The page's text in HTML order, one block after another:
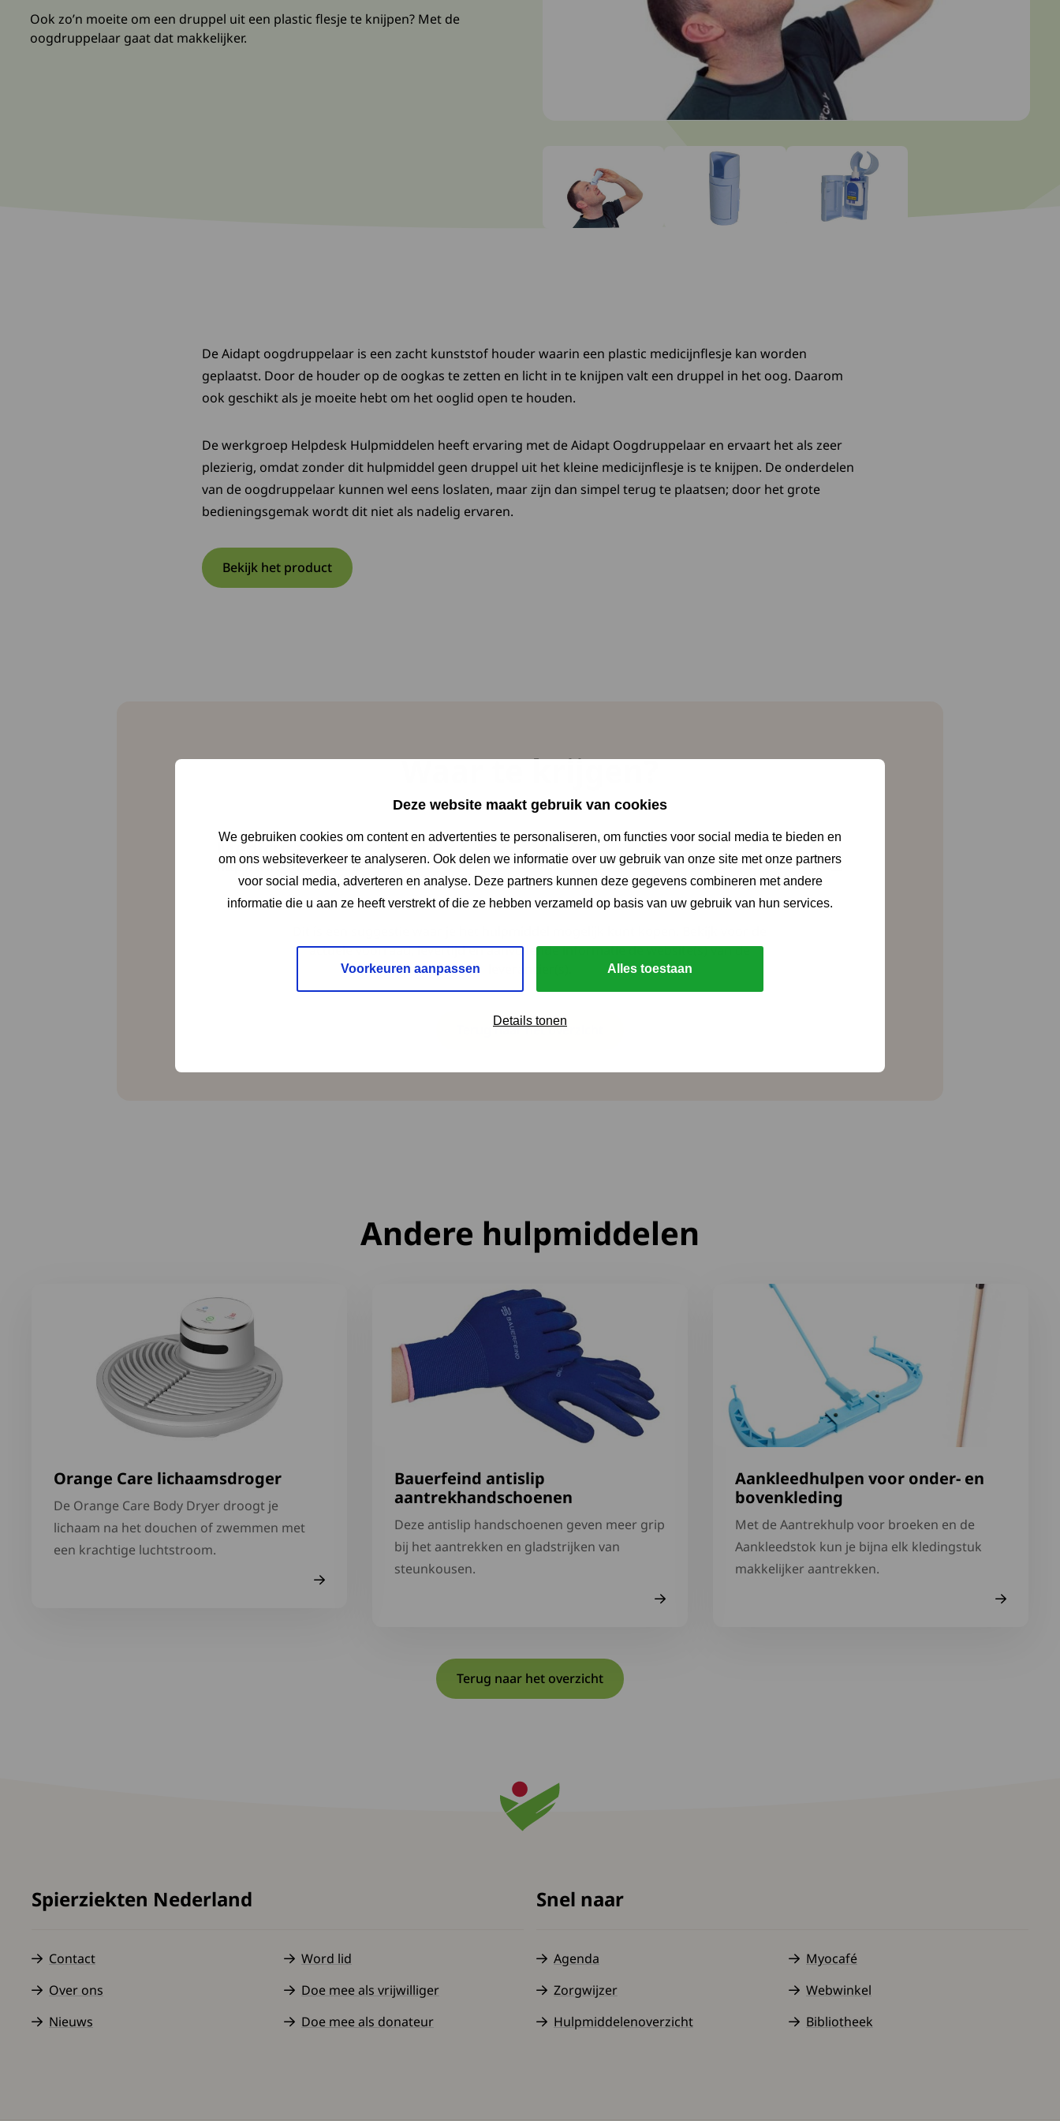
Deze website maakt gebruik van cookies
We gebruiken cookies om content en advertenties te personaliseren, om functies voor social media te bieden en
om ons websiteverkeer te analyseren. Ook delen we informatie over uw gebruik van onze site met onze partners
voor social media, adverteren en analyse. Deze partners kunnen deze gegevens combineren met andere
informatie die u aan ze heeft verstrekt of die ze hebben verzameld op basis van uw gebruik van hun services.
Voorkeuren aanpassen Alles toestaan
Details tonen
Ook zo’n moeite om een druppel uit een plastic flesje te knijpen? Met de
oogdruppelaar gaat dat makkelijker.
Ga naar slide: 0 Ga naar slide: 1 Ga naar slide: 2
De Aidapt oogdruppelaar is een zacht kunststof houder waarin een plastic medicijnflesje kan worden
geplaatst. Door de houder op de oogkas te zetten en licht in te knijpen valt een druppel in het oog. Daarom
ook geschikt als je moeite hebt om het ooglid open te houden.
De werkgroep Helpdesk Hulpmiddelen heeft ervaring met de Aidapt Oogdruppelaar en ervaart het als zeer
plezierig, omdat zonder dit hulpmiddel geen druppel uit het kleine medicijnflesje is te knijpen. De onderdelen
van de oogdruppelaar kunnen wel eens loslaten, maar zijn dan simpel terug te plaatsen; door het grote
bedieningsgemak wordt dit niet als nadelig ervaren.
Bekijk het productOpent in een nieuwe tab:
Deze link opent in een nieuw tabblad
Waar te krijgen?
Medicura
http://www.medicura.nl/
Deze link leidt naar een externe website en opent in een nieuw venster. Ga naar site van: Medicura.
actuele voorraad, levertijd en aanvullende informatie de website(s) van de
Terug naar het overzicht
Andere hulpmiddelen
Orange Care lichaamsdroger
De Orange Care Body Dryer droogt je
lichaam na het douchen of zwemmen met
een krachtige luchtstroom.
Bauerfeind antislip
aantrekhandschoenen
Deze antislip handschoenen geven meer grip
bij het aantrekken en gladstrijken van
steunkousen.
Lees meer over Bauerfeind antislip aantrekhandschoenen
Aankleedhulpen voor onder- en
bovenkleding
Met de Aantrekhulp voor broeken en de
Aankleedstok kun je bijna elk kledingstuk
makkelijker aantrekken.
Lees meer over Aankleedhulpen voor onder- en
Terug naar het overzicht
Spierziekten Nederland
Contact
Over ons
Nieuws
Word lid
Doe mee als vrijwilliger
Doe mee als donateur
Snel naar
Agenda
Zorgwijzer
Hulpmiddelenoverzicht
Myocafé
Webwinkel
Bibliotheek